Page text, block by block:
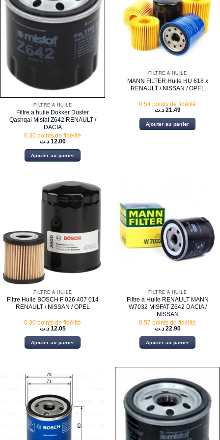
FILTRE À HUILE
Filtre a huile Dokker Duster
Qashqai Misfat Z642 RENAULT /
DACIA
0.30 points de fidélité
12.00 د.ت
Ajouter au panier
FILTRE À HUILE
MANN FILTER Huile HU 618 x
RENAULT / NISSAN / OPEL
0.54 points de fidélité
21.49 د.ت
Ajouter au panier
FILTRE À HUILE
Filtre Huile BOSCH F 026 407 014
RENAULT / NISSAN / OPEL
0.30 points de fidélité
12.05 د.ت
Ajouter au panier
FILTRE À HUILE
Filtre à Huile RENAULT MANN
W7032 MISFAT Z642 DACIA /
NISSAN
0.57 points de fidélité
22.90 د.ت
Ajouter au panier